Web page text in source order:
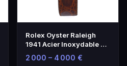
Rolex Oyster Raleigh
1941 Acier Inoxydable et
Or - Montre Vintage
2 000 – 4 000 €